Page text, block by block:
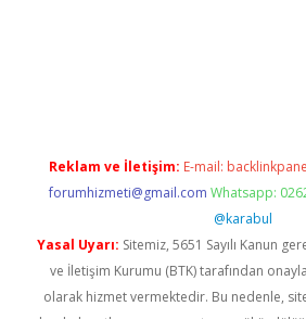
Reklam ve İletişim: E-mail:
forumhizmeti@gmail.com Whatsapp:
@karabul
Yasal Uyarı: Sitemiz, 5651 Sayılı Kanun
ve İletişim Kurumu (BTK) tarafından
olarak hizmet vermektedir. Bu nedenle,